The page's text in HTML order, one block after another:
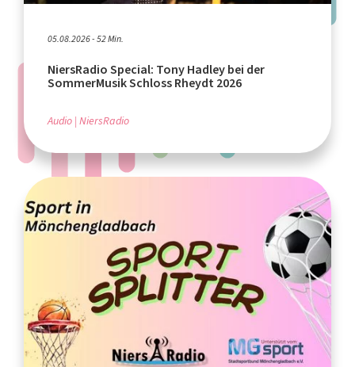
05.08.2026 - 52 Min.
NiersRadio Special: Tony Hadley bei der
SommerMusik Schloss Rheydt 2026
Audio NiersRadio